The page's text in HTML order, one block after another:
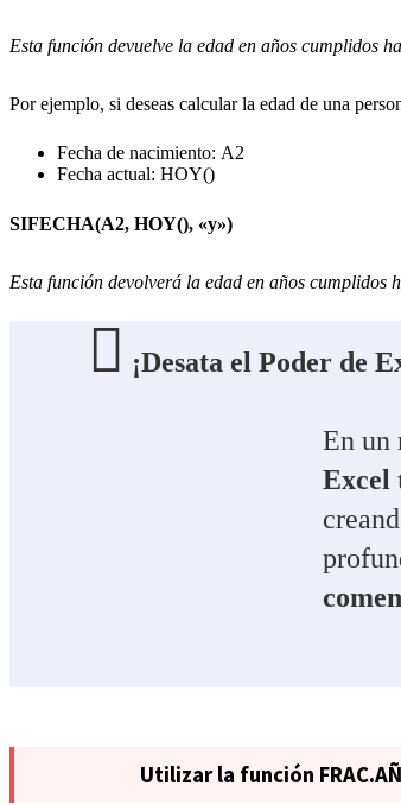
Esta función devuelve la edad en años cumplidos
Por ejemplo, si deseas calcular la edad de una
Fecha de nacimiento: A2
Fecha actual: HOY()
SIFECHA(A2, HOY(), «y»)
Esta función devolverá la edad en años cumplidos
¡Desata el Poder de
En un
Excel
Utilizar la función